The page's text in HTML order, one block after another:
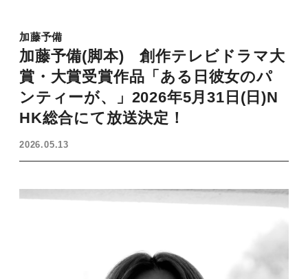
加藤予備
加藤予備(脚本) 創作テレビドラマ大
賞・大賞受賞作品「ある日彼女のパ
ンティーが、」2026年5月31日(日)N
HK総合にて放送決定！
2026.05.13